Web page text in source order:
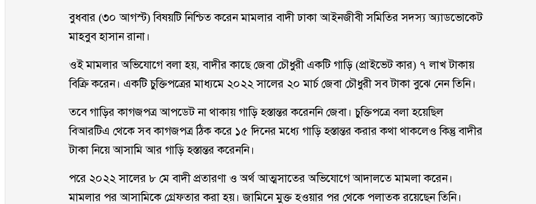
বুধবার (৩০ আগস্ট) বিষয়টি নিশ্চিত করেন মামলার বাদী ঢাকা আইনজীবী সমিতির সদস্য অ্যাডভোকেট
মাহবুব হাসান রানা।
ওই মামলার অভিযোগে বলা হয়, বাদীর কাছে জেবা চৌধুরী একটি গাড়ি (প্রাইভেট কার) ৭ লাখ টাকায়
বিক্রি করেন। একটি চুক্তিপত্রের মাধ্যমে ২০২২ সালের ২০ মার্চ জেবা চৌধুরী সব টাকা বুঝে নেন তিনি।
তবে গাড়ির কাগজপত্র আপডেট না থাকায় গাড়ি হস্তান্তর করেননি জেবা। চুক্তিপত্রে বলা হয়েছিল
বিআরটিএ থেকে সব কাগজপত্র ঠিক করে ১৫ দিনের মধ্যে গাড়ি হস্তান্তর করার কথা থাকলেও কিন্তু বাদীর
টাকা নিয়ে আসামি আর গাড়ি হস্তান্তর করেননি।
পরে ২০২২ সালের ৮ মে বাদী প্রতারণা ও অর্থ আত্মসাতের অভিযোগে আদালতে মামলা করেন।
মামলার পর আসামিকে গ্রেফতার করা হয়। জামিনে মুক্ত হওয়ার পর থেকে পলাতক রয়েছেন তিনি।